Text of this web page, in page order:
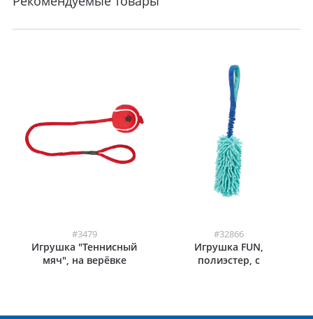
#3479
Игрушка "Теннисный
мяч", на верёвке
#32866
Игрушка FUN,
полиэстер, с